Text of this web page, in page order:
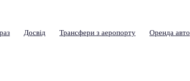
Досвід Трансфери з аеропорту Оренда авто